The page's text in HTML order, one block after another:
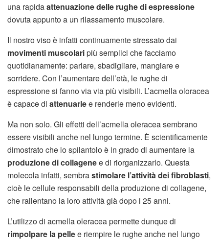
una rapidaattenuazione delle rughe di espressione
dovuta appunto a un rilassamento muscolare.
Il nostro viso è infatti continuamente stressato dai
movimenti muscolaripiù semplici che facciamo
quotidianamente: parlare, sbadigliare, mangiare e
sorridere. Con l’aumentare dell’età, le rughe di
espressione si fanno via via più visibili. L’acmella oloracea
è capace di attenuarlee renderle meno evidenti.
Ma non solo. Gli effetti dell’acmella oleracea sembrano
essere visibili anche nel lungo termine. È scientificamente
dimostrato che lo spilantolo è in grado di aumentare la
produzione di collagenee di riorganizzarlo. Questa
molecola infatti, sembrastimolare l’attività dei fibroblasti,
cioè le cellule responsabili della produzione di collagene,
che rallentano la loro attività già dopo i 25 anni.
L’utilizzo di acmella oleracea permette dunque di
rimpolpare la pellee riempire le rughe anche nel lungo